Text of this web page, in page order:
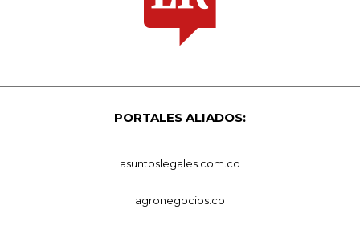
PORTALES ALIADOS:
asuntoslegales.com.co
agronegocios.co